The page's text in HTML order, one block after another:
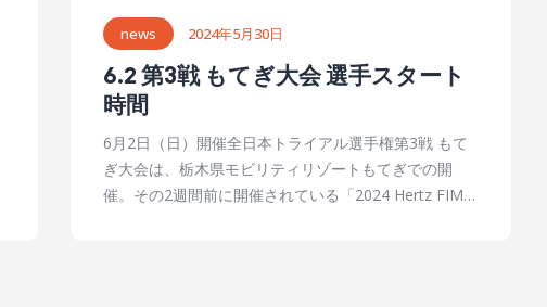
る氏川政哉。全日本トライアル史上、電動バイクの初
優勝昨年のもてぎ大会レポートはこちら
https://mspro.jp/trj/2024/06/04/r2report-3/ 今シーズ
ン、第1戦愛知・岡崎大会と第2戦大分・玖珠大会が終
了してランキングトップに立つのは氏川政哉（ヤマ
ハ）。2位黒山健一（ヤマハ）、3位小川友幸（ホン
ダ）、4位小川毅士（ベータ）、5位野﨑史高（ヤマ
ハ）と、ヤマハの電動勢が優勢だ。2025シリーズ全8
news 2024年5月30日
6.2 第3戦 もてぎ大会 選手スタート
時間
6月2日（日）開催全日本トライアル選手権第3戦 もて
ぎ大会は、栃木県モビリティリゾートもてぎでの開
催。その2週間前に開催されている「2024 Hertz FIMト